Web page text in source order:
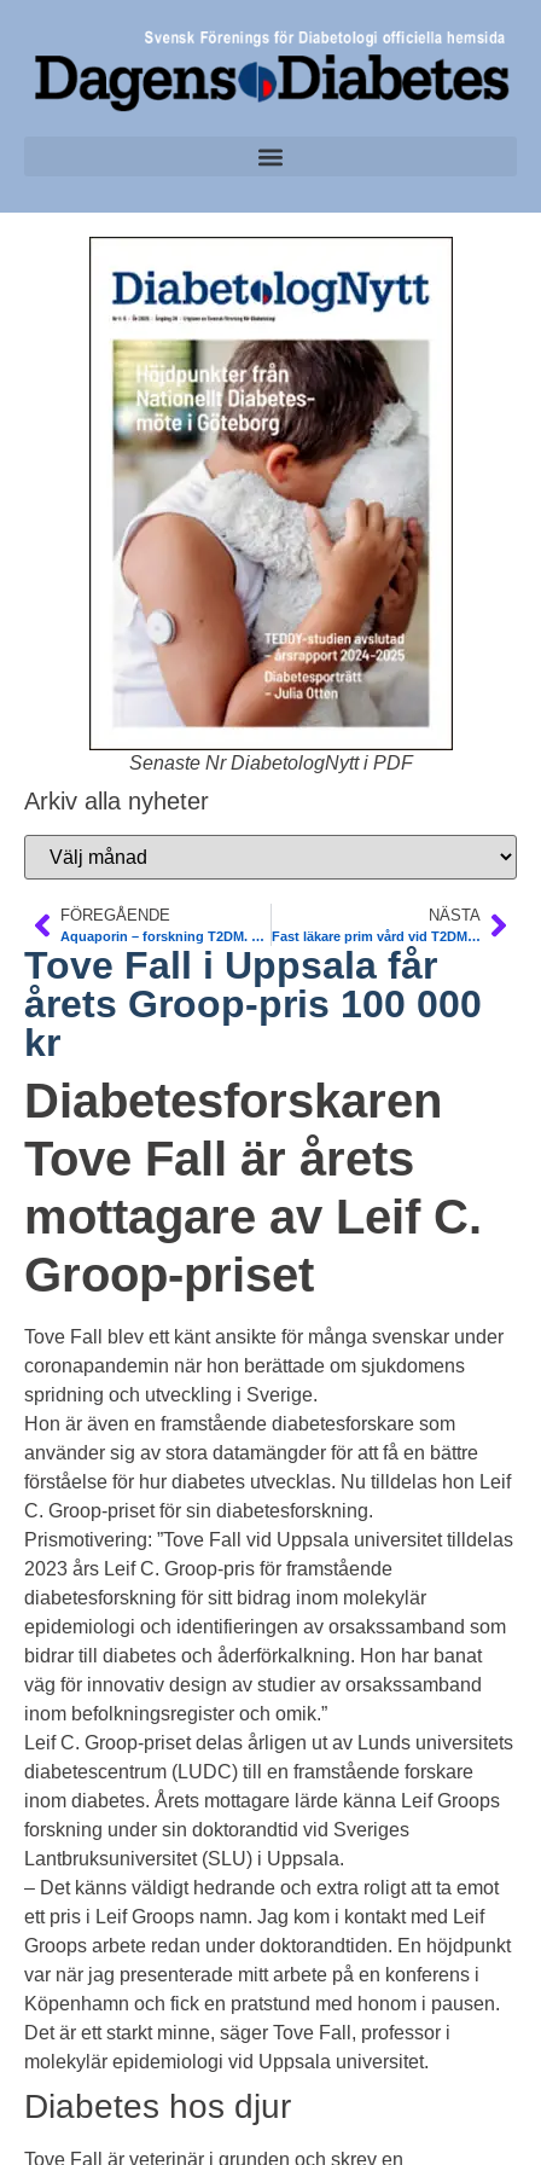
Senaste Nr DiabetologNytt i PDF
Arkiv alla nyheter
FÖREGÅENDE
Aquaporin – forskning T2DM. Lund. Nature Comm
NÄSTA
Fast läkare prim vård vid T2DM. Socialstyrelsen
Tove Fall i Uppsala får
årets Groop-pris 100 000
kr
Diabetesforskaren
Tove Fall är årets
mottagare av Leif C.
Groop-priset
Tove Fall blev ett känt ansikte för många svenskar under
coronapandemin när hon berättade om sjukdomens
spridning och utveckling i Sverige.
Hon är även en framstående diabetesforskare som
använder sig av stora datamängder för att få en bättre
förståelse för hur diabetes utvecklas. Nu tilldelas hon Leif
C. Groop-priset för sin diabetesforskning.
Prismotivering: ”Tove Fall vid Uppsala universitet tilldelas
2023 års Leif C. Groop-pris för framstående
diabetesforskning för sitt bidrag inom molekylär
epidemiologi och identifieringen av orsakssamband som
bidrar till diabetes och åderförkalkning. Hon har banat
väg för innovativ design av studier av orsakssamband
inom befolkningsregister och omik.”
Leif C. Groop-priset delas årligen ut av Lunds universitets
diabetescentrum (LUDC) till en framstående forskare
inom diabetes. Årets mottagare lärde känna Leif Groops
forskning under sin doktorandtid vid Sveriges
Lantbruksuniversitet (SLU) i Uppsala.
– Det känns väldigt hedrande och extra roligt att ta emot
ett pris i Leif Groops namn. Jag kom i kontakt med Leif
Groops arbete redan under doktorandtiden. En höjdpunkt
var när jag presenterade mitt arbete på en konferens i
Köpenhamn och fick en pratstund med honom i pausen.
Det är ett starkt minne, säger Tove Fall, professor i
molekylär epidemiologi vid Uppsala universitet.
Diabetes hos djur
Tove Fall är veterinär i grunden och skrev en